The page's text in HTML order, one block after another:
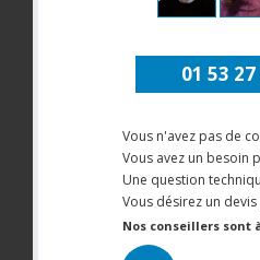
01 53
Vous n'avez pas de
Vous avez un besoin
Une question
Vous désirez un
Nos conseillers sont